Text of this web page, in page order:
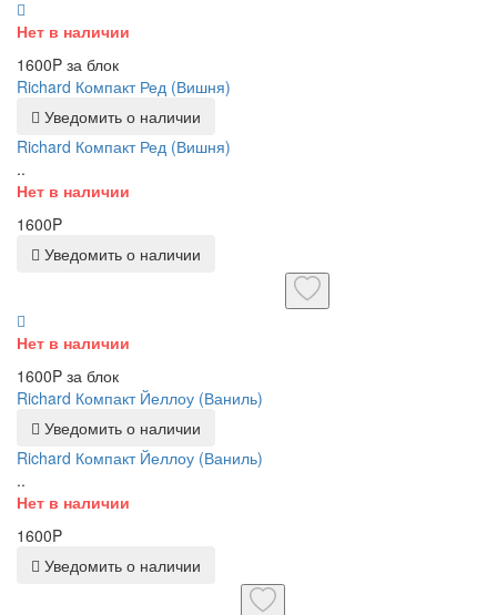
Нет в наличии
1600P за блок
Richard Компакт Ред (Вишня)
Уведомить о наличии
Richard Компакт Ред (Вишня)
..
Нет в наличии
1600P
Уведомить о наличии
Нет в наличии
1600P за блок
Richard Компакт Йеллоу (Ваниль)
Уведомить о наличии
Richard Компакт Йеллоу (Ваниль)
..
Нет в наличии
1600P
Уведомить о наличии